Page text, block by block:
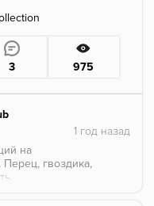
3 975
на
гвоздика,